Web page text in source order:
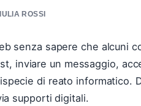
ROSSI
senza sapere che alcuni
inviare un messaggio,
di reato informatico.
supporti digitali.